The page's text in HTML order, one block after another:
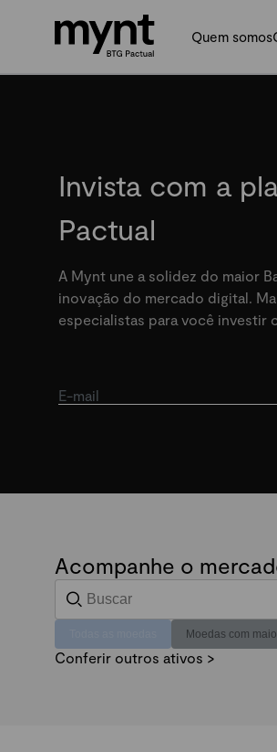
Quem somos
Invista com a
Pactual
A Mynt une a solidez do maior
inovação do mercado digital.
especialistas para você investir
E-mail
Acompanhe o
Moedas com
Conferir outros ativos >